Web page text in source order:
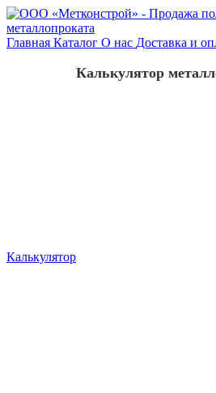
Главная Каталог О нас Доставка и
Калькулятор
Калькулятор